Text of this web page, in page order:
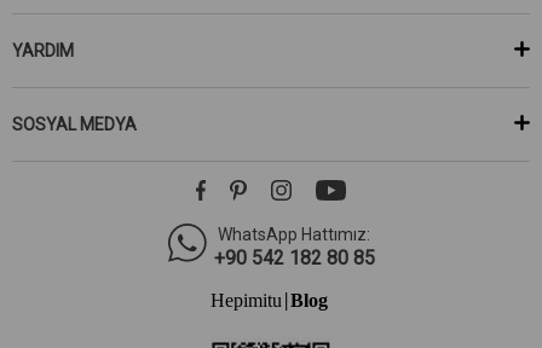
YARDIM
SOSYAL MEDYA
WhatsApp Hattımız:
+90 542 182 80 85
Hepimitu| Blog